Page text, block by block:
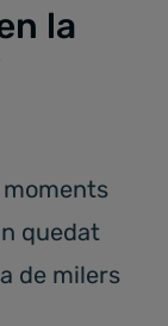
la
quedat
de milers